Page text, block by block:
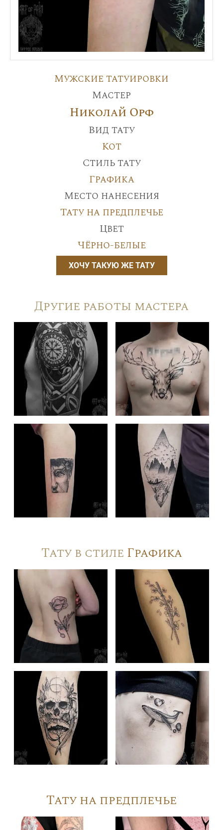
Мужские татуировки
Мастер
Николай Орф
Вид тату
Кот
Стиль тату
Графика
Место нанесения
Тату на предплечье
Цвет
Чёрно-белые
ХОЧУ ТАКУЮ ЖЕ ТАТУ
Другие работы мастера
Тату в стиле Графика
Тату на предплечье